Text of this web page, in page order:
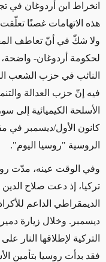
انخراط ابن أردوغان في
هذه الاتهامات غصنًا
ولا شكّ في أنّ تعاطف
لحكومة أردوغان- واضحة،
النائب في حزب الشعب
فيه إنّ حزب العدالة
كانون الأول/ديسمبر في
الروسية "روسيا اليوم".
وفي الوقت عينه، مدّت
تركيا، إذ دعت صلاح
ديسمبر. وخلال زيارة
التركية لإطلاقها النار
فقد بدأت روسيا بتأمين